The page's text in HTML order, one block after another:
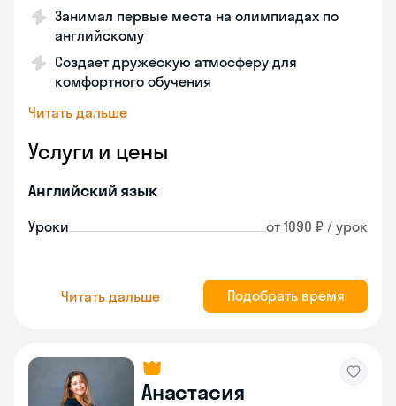
Занимал первые места на олимпиадах по
английскому
Создает дружескую атмосферу для
комфортного обучения
Читать дальше
Услуги и цены
Английский язык
Уроки от 1090 ₽ / урок
Читать дальше Подобрать время
Анастасия